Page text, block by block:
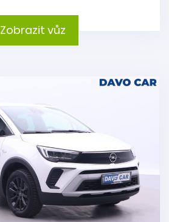
Zobrazit vůz